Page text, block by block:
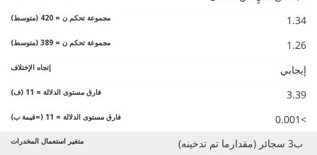
1.34
1.26
إيجابي
3.39
>0.001
ب3 سجائر (مقدارما تم تدخينه)